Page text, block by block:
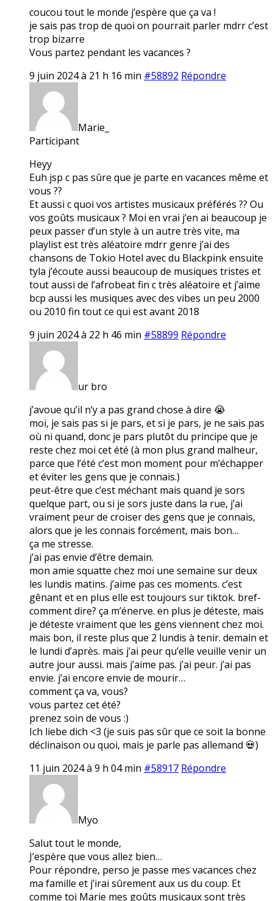
coucou tout le monde j’espère que ça va !
je sais pas trop de quoi on pourrait parler mdrr c’est
trop bizarre
Vous partez pendant les vacances ?
9 juin 2024 à 21 h 16 min #58892 Répondre
Marie_
Participant
Heyy
Euh jsp c pas sûre que je parte en vacances même et
vous ??
Et aussi c quoi vos artistes musicaux préférés ?? Ou
vos goûts musicaux ? Moi en vrai j’en ai beaucoup je
peux passer d’un style à un autre très vite, ma
playlist est très aléatoire mdrr genre j’ai des
chansons de Tokio Hotel avec du Blackpink ensuite
tyla j’écoute aussi beaucoup de musiques tristes et
tout aussi de l’afrobeat fin c très aléatoire et j’aime
bcp aussi les musiques avec des vibes un peu 2000
ou 2010 fin tout ce qui est avant 2018
9 juin 2024 à 22 h 46 min #58899 Répondre
ur bro
j’avoue qu’il n’y a pas grand chose à dire 😭
moi, je sais pas si je pars, et si je pars, je ne sais pas
où ni quand, donc je pars plutôt du principe que je
reste chez moi cet été (à mon plus grand malheur,
parce que l’été c’est mon moment pour m’échapper
et éviter les gens que je connais.)
peut-être que c’est méchant mais quand je sors
quelque part, ou si je sors juste dans la rue, j’ai
vraiment peur de croiser des gens que je connais,
alors que je les connais forcément, mais bon…
ça me stresse.
j’ai pas envie d’être demain.
mon amie squatte chez moi une semaine sur deux
les lundis matins. j’aime pas ces moments. c’est
gênant et en plus elle est toujours sur tiktok. bref-
comment dire? ça m’énerve. en plus je déteste, mais
je déteste vraiment que les gens viennent chez moi.
mais bon, il reste plus que 2 lundis à tenir. demain et
le lundi d’après. mais j’ai peur qu’elle veuille venir un
autre jour aussi. mais j’aime pas. j’ai peur. j’ai pas
envie. j’ai encore envie de mourir…
comment ça va, vous?
vous partez cet été?
prenez soin de vous :)
Ich liebe dich <3 (je suis pas sûr que ce soit la bonne
déclinaison ou quoi, mais je parle pas allemand 💀)
11 juin 2024 à 9 h 04 min #58917 Répondre
Myo
Salut tout le monde,
J’espère que vous allez bien…
Pour répondre, perso je passe mes vacances chez
ma famille et j’irai sûrement aux us du coup. Et
comme toi Marie mes goûts musicaux sont très